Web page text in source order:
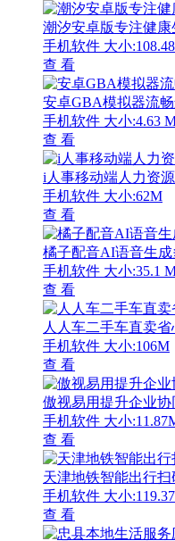
潮汐安卓版专注健康
手机软件 大小
查 看
安卓GBA模拟器流
手机软件 大小:4.63
查 看
i人事移动端人力资
手机软件 大小:62M
查 看
橘子配音AI语音生成
手机软件 大小:35.1
查 看
人人车二手车直卖
手机软件 大小:106M
查 看
傲视易用提升企业协
手机软件 大小
查 看
天津地铁智能出行扫
手机软件 大小
查 看